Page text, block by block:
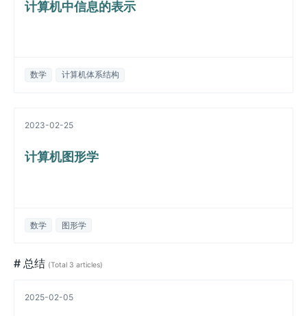
计算机中信息的表示
数学 计算机体系结构
2023-02-25
计算机图形学
数学 图形学
# 总结 (Total 3 articles)
2025-02-05